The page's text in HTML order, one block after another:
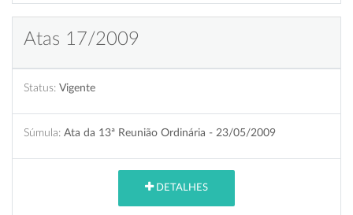
Atas 17/2009
Status: Vigente
Súmula: Ata da 13ª Reunião Ordinária - 23/05/2009
DETALHES